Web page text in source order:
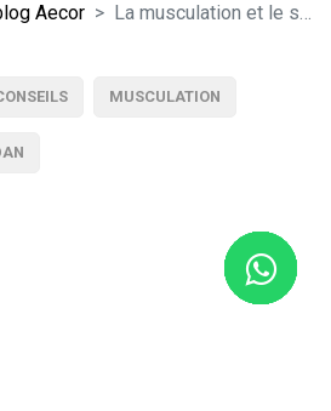
Aecor La musculation et le sport pendant le ramadan
MUSCULATION